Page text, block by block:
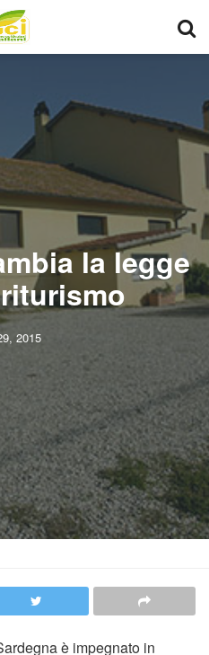
la legge
2015
è impegnato in